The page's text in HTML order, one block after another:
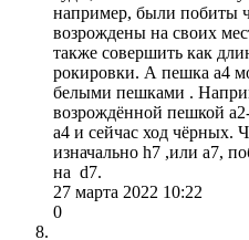
например, были побиты
возрождены на своих
также совершить как
рокировки. А пешка а4
белыми пешками .
возрождённой пешкой
а4 и сейчас ход чёрных.
изначально h7 ,или а7,
на d7.
27 марта 2022 10:22
0